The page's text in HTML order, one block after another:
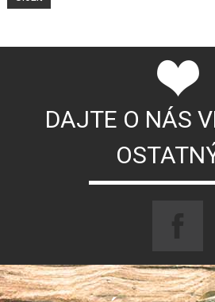
DAJTE O NÁS